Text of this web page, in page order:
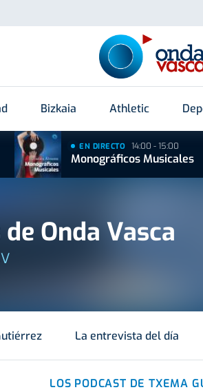
Bizkaia Athletic
EN DIRECTO 14:00 - 15:00
Monográficos Musicales
Onda Vasca
La entrevista del día
LOS PODCAST DE TXEMA